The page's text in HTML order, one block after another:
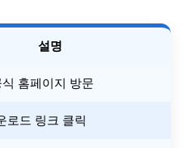
설명
홈페이지 방문
로드 링크 클릭